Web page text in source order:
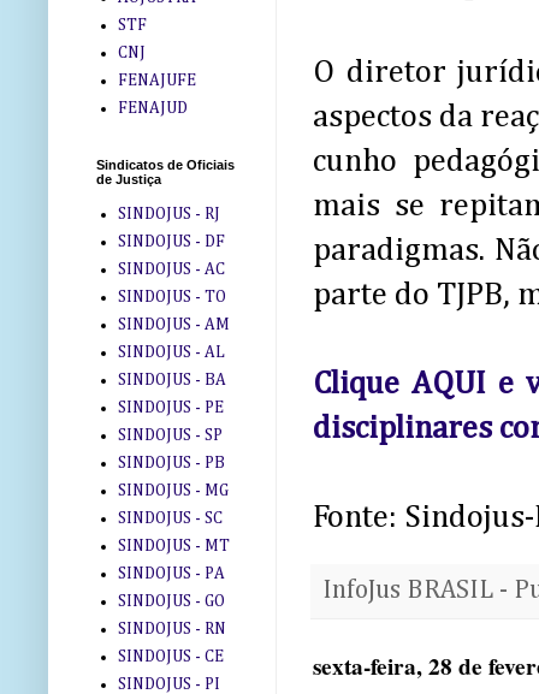
O diretor
aspectos da
cunho
mais se
paradigmas.
parte do TJPB,
Clique AQUI e
disciplinares
Fonte: Sindojus-
InfoJus BRASIL -
sexta-feira, 28 de
STF
CNJ
FENAJUFE
FENAJUD
Sindicatos de Oficiais
de Justiça
SINDOJUS - RJ
SINDOJUS - DF
SINDOJUS - AC
SINDOJUS - TO
SINDOJUS - AM
SINDOJUS - AL
SINDOJUS - BA
SINDOJUS - PE
SINDOJUS - SP
SINDOJUS - PB
SINDOJUS - MG
SINDOJUS - SC
SINDOJUS - MT
SINDOJUS - PA
SINDOJUS - GO
SINDOJUS - RN
SINDOJUS - CE
SINDOJUS - PI